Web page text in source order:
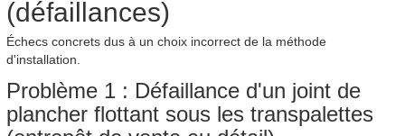
(défaillances)
Échecs concrets dus à un choix incorrect de la méthode
d'installation.
Problème 1 : Défaillance d'un joint de
plancher flottant sous les transpalettes